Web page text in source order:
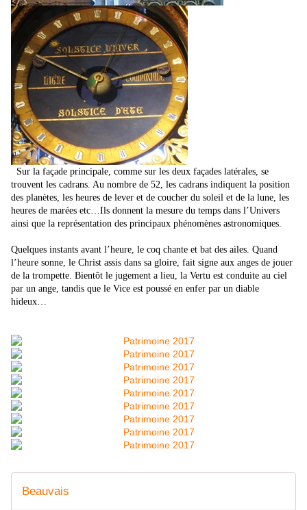
Sur la façade principale, comme sur les deux façades latérales, se
trouvent les cadrans. Au nombre de 52, les cadrans indiquent la position
des planètes, les heures de lever et de coucher du soleil et de la lune, les
heures de marées etc…Ils donnent la mesure du temps dans l’Univers
ainsi que la représentation des principaux phénomènes astronomiques.
Quelques instants avant l’heure, le coq chante et bat des ailes. Quand
l’heure sonne, le Christ assis dans sa gloire, fait signe aux anges de jouer
de la trompette. Bientôt le jugement a lieu, la Vertu est conduite au ciel
par un ange, tandis que le Vice est poussé en enfer par un diable
hideux…
Beauvais